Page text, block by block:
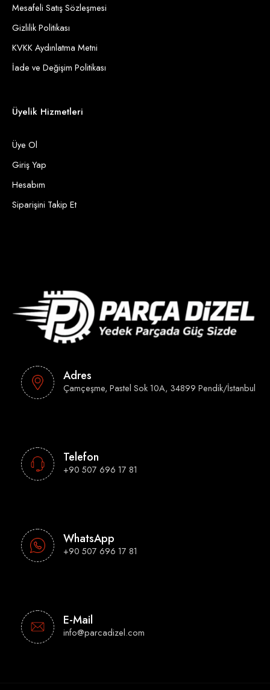
Mesafeli Satış Sözleşmesi
Gizlilik Politikası
KVKK Aydınlatma Metni
İade ve Değişim Politikası
Üyelik Hizmetleri
Üye Ol
Giriş Yap
Hesabım
Siparişini Takip Et
Adres
Çamçeşme, Pastel Sok 10A, 34899 Pendik/İstanbul
Telefon
+90 507 696 17 81
WhatsApp
+90 507 696 17 81
E-Mail
info@parcadizel.com